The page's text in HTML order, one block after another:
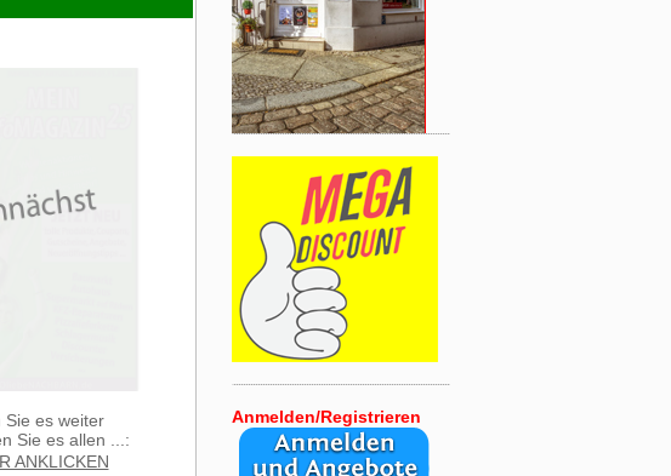
Sie es weiter
Sie es allen ...:
ANKLICKEN
Anmelden/Registrieren